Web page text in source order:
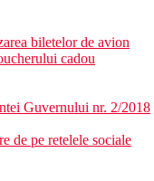
biletelor de avion
cadou
Guvernului nr. 2/2018
de pe retelele sociale